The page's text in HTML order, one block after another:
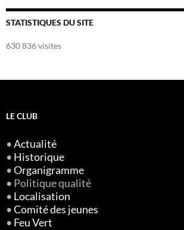
STATISTIQUES DU SITE
630 836 visites
LE CLUB
•Actualité
• Historique
•Organigramme
• Politique qualité
• Localisation
•Comité des jeunes
• Feu Vert